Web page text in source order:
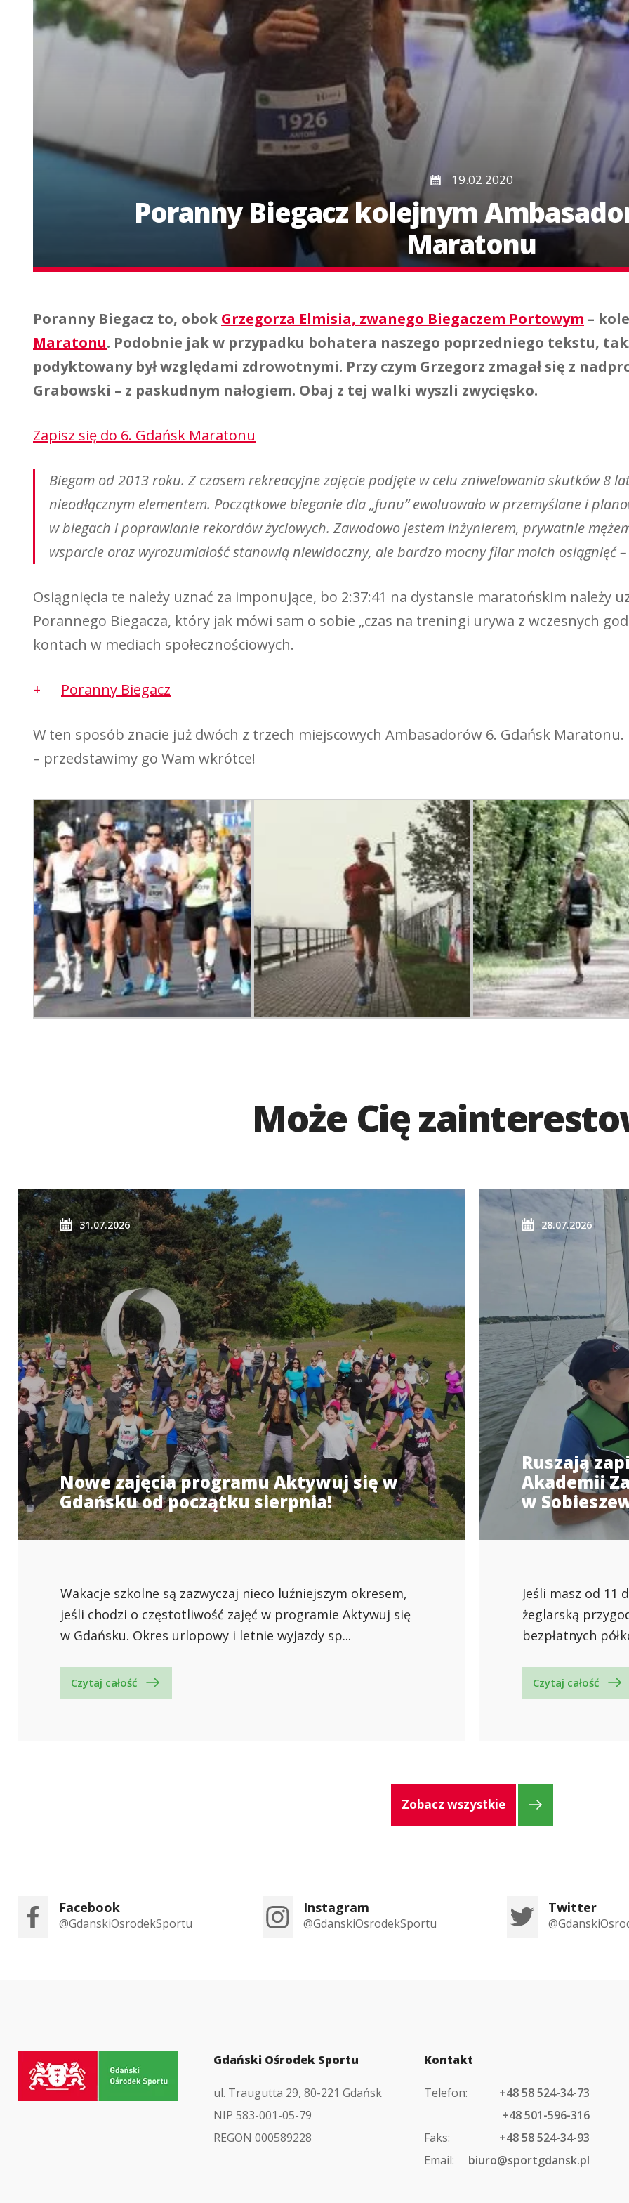
19.02.2020
Poranny Biegacz kolejnym
Maratonu
Poranny Biegacz to, obok Grzegorza Elmisia, zwanego Biegaczem Portowym –
Maratonu. Podobnie jak w przypadku bohatera naszego poprzedniego tekstu,
podyktowany był względami zdrowotnymi. Przy czym Grzegorz zmagał się z
Grabowski – z paskudnym nałogiem. Obaj z tej walki wyszli zwycięsko.
Zapisz się do 6. Gdańsk Maratonu
Biegam od 2013 roku. Z czasem rekreacyjne zajęcie podjęte w celu zniwelowania skutków 8
nieodłącznym elementem. Początkowe bieganie dla „funu” ewoluowało w przemyślane i
w biegach i poprawianie rekordów życiowych. Zawodowo jestem inżynierem, prywatnie
wsparcie oraz wyrozumiałość stanowią niewidoczny, ale bardzo mocny filar moich osiągnięć
Osiągnięcia te należy uznać za imponujące, bo 2:37:41 na dystansie maratońskim należy
Porannego Biegacza, który jak mówi sam o sobie „czas na treningi urywa z wczesnych
kontach w mediach społecznościowych.
Poranny Biegacz
W ten sposób znacie już dwóch z trzech miejscowych Ambasadorów 6. Gdańsk
– przedstawimy go Wam wkrótce!
Może Cię
31.07.2026
Nowe zajęcia programu Aktywuj się w
Gdańsku od początku sierpnia!
Wakacje szkolne są zazwyczaj nieco luźniejszym okresem,
jeśli chodzi o częstotliwość zajęć w programie Aktywuj się
w Gdańsku. Okres urlopowy i letnie wyjazdy sp...
Czytaj całość
28.07.2026
Ruszają
Akademii
w
Jeśli masz od 11
żeglarską
bezpłatnych
Czytaj całość
Zobacz wszystkie
Facebook
@GdanskiOsrodekSportu
Instagram
@GdanskiOsrodekSportu
Twitter
Przejdź
strony
głównej
Gdański Ośrodek Sportu
ul. Traugutta 29, 80-221 Gdańsk
NIP 583-001-05-79
REGON 000589228
Kontakt
Telefon:
+48 58 524-34-73
+48 501-596-316
Faks:
+48 58 524-34-93
Email:
biuro@sportgdansk.pl